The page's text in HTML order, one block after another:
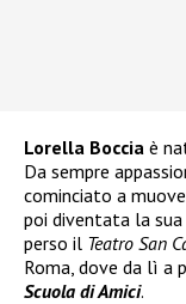
Lorella Boccia è
Da sempre
cominciato a
poi diventata la sua
perso il Teatro San
Roma, dove da lì a
Scuola di Amici.